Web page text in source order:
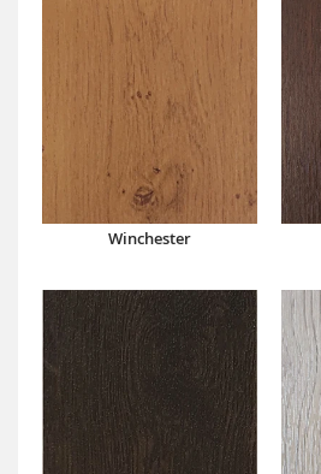
Winchester